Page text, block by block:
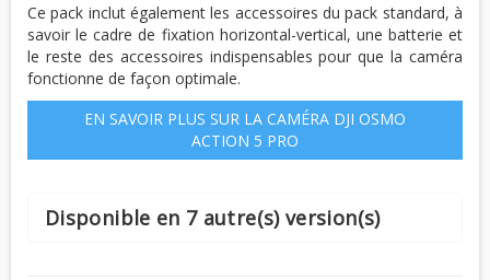
Ce pack inclut également les accessoires du pack standard, à
savoir le cadre de fixation horizontal-vertical, une batterie et
le reste des accessoires indispensables pour que la caméra
fonctionne de façon optimale.
EN SAVOIR PLUS SUR LA CAMÉRA DJI OSMO
ACTION 5 PRO
Disponible en 7 autre(s) version(s)